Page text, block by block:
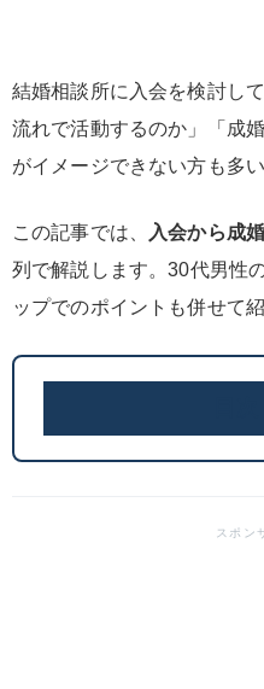
結婚相談所に入会を検討し
流れで活動するのか」「成
がイメージできない方も多い
この記事では、 入会から成
列で解説します。30代男性
ップでのポイントも併せて紹